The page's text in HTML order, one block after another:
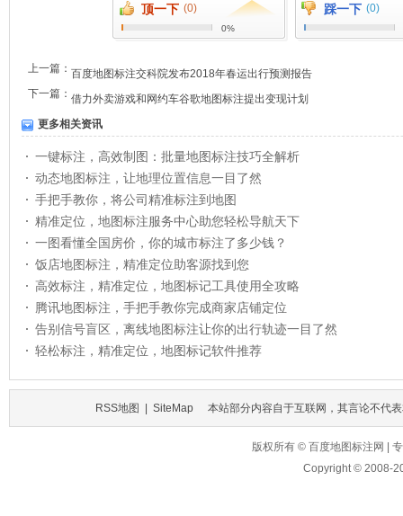
顶一下 (0)
0%
踩一下 (0)
上一篇： 百度地图标注交科院发布2018年春运出行预测报告
下一篇： 借力外卖游戏和网约车谷歌地图标注提出变现计划
更多相关资讯
一键标注，高效制图：批量地图标注技巧全解析
动态地图标注，让地理位置信息一目了然
手把手教你，将公司精准标注到地图
精准定位，地图标注服务中心助您轻松导航天下
一图看懂全国房价，你的城市标注了多少钱？
饭店地图标注，精准定位助客源找到您
高效标注，精准定位，地图标记工具使用全攻略
腾讯地图标注，手把手教你完成商家店铺定位
告别信号盲区，离线地图标注让你的出行轨迹一目了然
轻松标注，精准定位，地图标记软件推荐
RSS地图 SiteMap 本站部分内容自于互联网，其言论不代
版权所有 © 百度地图标注网 |
Copyright © 2008-